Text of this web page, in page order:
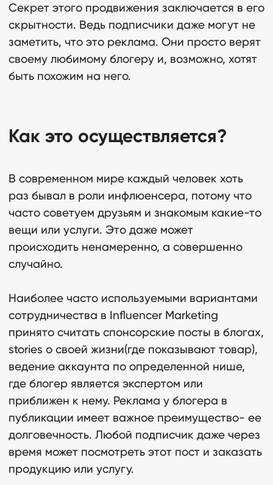
Секрет этого продвижения заключается в его
скрытности. Ведь подписчики даже могут не
заметить, что это реклама. Они просто верят
своему любимому блогеру и, возможно, хотят
быть похожим на него.
Как это осуществляется?
В современном мире каждый человек хоть
раз бывал в роли инфлюенсера, потому что
часто советуем друзьям и знакомым какие-то
вещи или услуги. Это даже может
происходить ненамеренно, а совершенно
случайно.
Наиболее часто используемыми вариантами
сотрудничества в Influencer Marketing
принято считать спонсорские посты в блогах,
stories о своей жизни(где показывают товар),
ведение аккаунта по определенной нише,
где блогер является экспертом или
приближен к нему. Реклама у блогера в
публикации имеет важное преимущество- ее
долговечность. Любой подписчик даже через
время может посмотреть этот пост и заказать
продукцию или услугу.